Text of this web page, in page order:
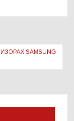
SAMSUNG